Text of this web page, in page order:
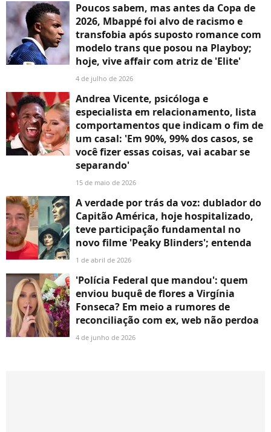
Poucos sabem, mas antes da Copa de
2026, Mbappé foi alvo de racismo e
transfobia após suposto romance com
modelo trans que posou na Playboy;
hoje, vive affair com atriz de 'Elite'
4 de julho de 2026
Andrea Vicente, psicóloga e
especialista em relacionamento, lista
comportamentos que indicam o fim de
um casal: 'Em 90%, 99% dos casos, se
você fizer essas coisas, vai acabar se
separando'
15 de maio de 2026
A verdade por trás da voz: dublador do
Capitão América, hoje hospitalizado,
teve participação fundamental no
novo filme 'Peaky Blinders'; entenda
1 de abril de 2026
'Polícia Federal que mandou': quem
enviou buquê de flores a Virgínia
Fonseca? Em meio a rumores de
reconciliação com ex, web não perdoa
4 de junho de 2026